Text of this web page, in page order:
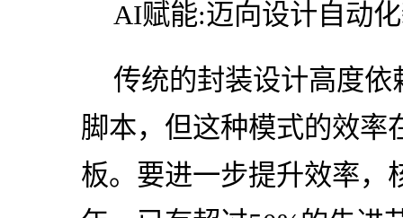
AI赋能:迈向设计自动
传统的封装设计高度
脚本，但这种模式的效率
板。要进一步提升效率，